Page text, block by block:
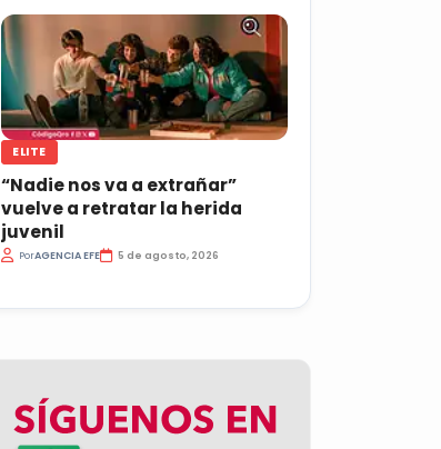
ELITE
“Nadie nos va a extrañar”
vuelve a retratar la herida
juvenil
PorAGENCIA EFE 5 de agosto, 2026